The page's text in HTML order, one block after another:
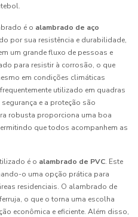
é o alambrado de aço
por sua resistência e durabilidade,
um grande fluxo de pessoas e
para resistir à corrosão, o que
em condições climáticas
utilizado em quadras
e a proteção são
robusta proporciona uma boa
que todos acompanhem as
é o alambrado de PVC. Este
o uma opção prática para
residenciais. O alambrado de
o que o torna uma escolha
econômica e eficiente. Além disso,